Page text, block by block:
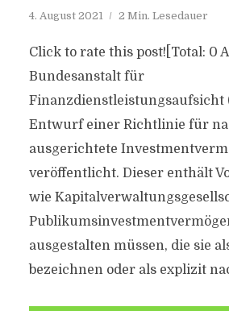
4. August 2021 2 Min. Lesedauer
Click to rate this post![Total: 0
Bundesanstalt für
Finanzdienstleistungsaufsicht
Entwurf einer Richtlinie für
ausgerichtete
veröffentlicht. Dieser enthält
wie
ausgestalten müssen, die sie
bezeichnen oder als explizit